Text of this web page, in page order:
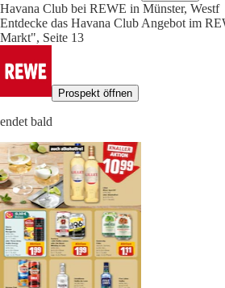
Havana Club bei REWE in Münster, Westf
Entdecke das Havana Club Angebot im
Markt", Seite 13
Prospekt öffnen
endet bald